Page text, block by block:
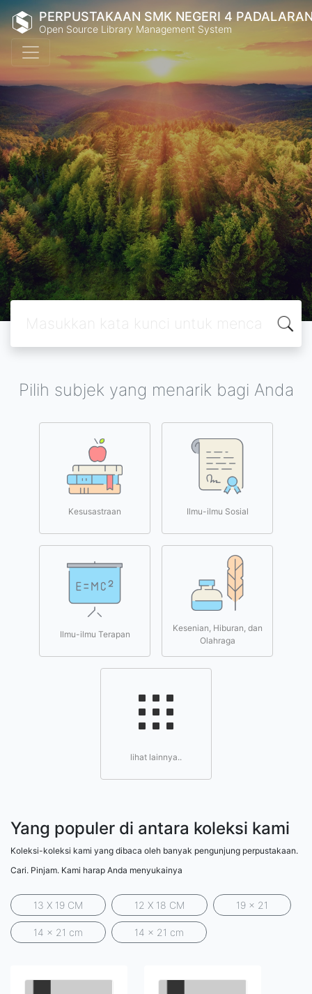
PERPUSTAKAAN SMK NEGERI 4
Open Source Library Management System
Pilih subjek yang menarik bagi Anda
Kesusastraan Ilmu-ilmu Sosial
Ilmu-ilmu Terapan
Kesenian, Hiburan, dan
Olahraga
lihat lainnya..
Yang populer di antara koleksi kami
Koleksi-koleksi kami yang dibaca oleh banyak pengunjung perpustakaan.
Cari. Pinjam. Kami harap Anda menyukainya
13 X 19 CM 12 X 18 CM 19 x 21
14 x 21 cm 14 x 21 cm